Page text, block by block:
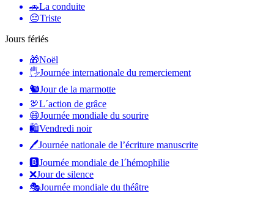
🚗La conduite
😔Triste
Jours fériés
🎁Noël
🖐Journée internationale du remerciement
🐿Jour de la marmotte
🦃L´action de grâce
😄Journée mondiale du sourire
🛍Vendredi noir
🖊Journée nationale de l’écriture manuscrite
🅱️Journée mondiale de l´hémophilie
❌Jour de silence
🎭Journée mondiale du théâtre